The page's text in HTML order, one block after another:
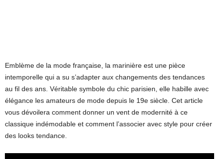
Emblème de la mode française, la marinière est une pièce
intemporelle qui a su s’adapter aux changements des tendances
au fil des ans. Véritable symbole du chic parisien, elle habille avec
élégance les amateurs de mode depuis le 19e siècle. Cet article
vous dévoilera comment donner un vent de modernité à ce
classique indémodable et comment l’associer avec style pour créer
des looks tendance.